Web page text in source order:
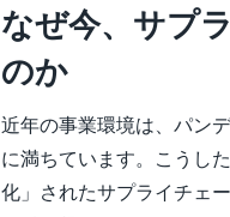
なぜ今、サプ
のか
近年の事業環境は、パン
に満ちています。こうし
化」されたサプライチェ